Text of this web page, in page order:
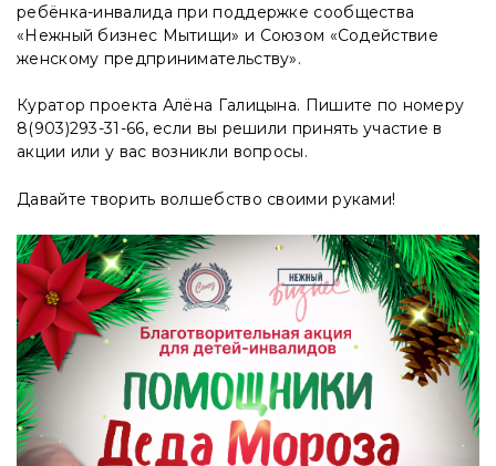
ребёнка-инвалида при поддержке сообщества
«Нежный бизнес Мытищи» и Союзом «Содействие
женскому предпринимательству».
Куратор проекта Алёна Галицына. Пишите по номеру
8(903)293-31-66, если вы решили принять участие в
акции или у вас возникли вопросы.
Давайте творить волшебство своими руками!